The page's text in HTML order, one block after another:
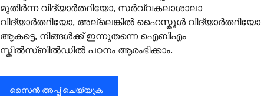
മുതിർന്ന വിദ്യാർത്ഥിയോ, സർവ്വകലാശാലാ
വിദ്യാർത്ഥിയോ, അല്ലെങ്കിൽ ഹൈസ്കൂൾ വിദ്യാർത്ഥിയോ
ആകട്ടെ, നിങ്ങൾക്ക് ഇന്നുതന്നെ ഐബിഎം
സ്കിൽസ്ബിൽഡിൽ പഠനം ആരംഭിക്കാം.
സൈൻ അപ്പ് ചെയ്യുക